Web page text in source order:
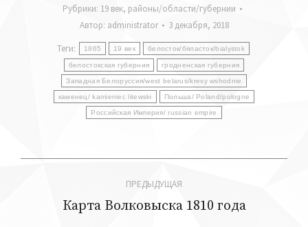
Рубрики: 19 век, районы/области/губернии
Автор: administrator
3 декабря, 2018
Теги:
1865 19 век белосток/бяласток/bialystok
белостокская губерния гродненская губерния
Западная Белоруссия/west belarus/kresy wshodnie
каменец/ kamieniec litewski Польша/ Poland/pologne
Российская Империя/ russian empire
ПРЕДЫДУЩАЯ
Предыдущая
Карта Волковыска 1810 года